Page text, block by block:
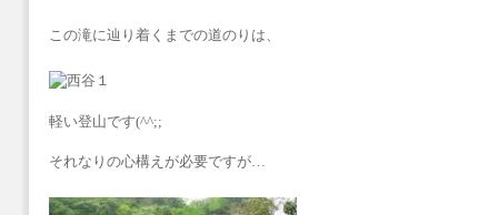
この滝に辿り着くまでの道のりは、
軽い登山です(^^;;
それなりの心構えが必要ですが…